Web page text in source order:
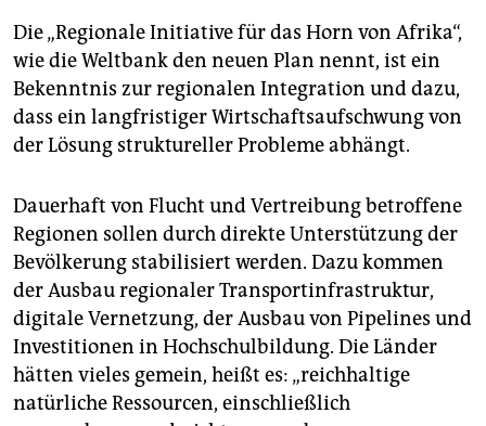
Die „Regionale Initiative für das Horn von Afrika“,
wie die Weltbank den neuen Plan nennt, ist ein
Bekenntnis zur regionalen Integration und dazu,
dass ein langfristiger Wirtschaftsaufschwung von
der Lösung struktureller Probleme abhängt.
Dauerhaft von Flucht und Vertreibung betroffene
Regionen sollen durch direkte Unterstützung der
Bevölkerung stabilisiert werden. Dazu kommen
der Ausbau regionaler Transportinfrastruktur,
digitale Vernetzung, der Ausbau von Pipelines und
Investitionen in Hochschulbildung. Die Länder
hätten vieles gemein, heißt es: „reichhaltige
natürliche Ressourcen, einschließlich